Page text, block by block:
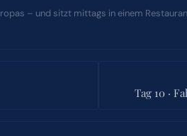
– und sitzt mittags in einem
Tag 10 ·